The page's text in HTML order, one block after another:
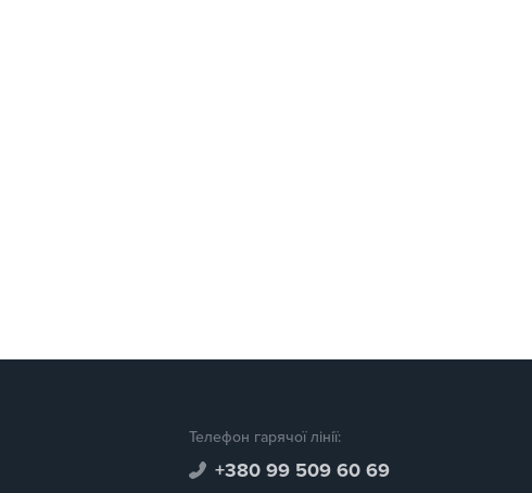
Телефон гарячої лінії:
+380 99 509 60 69